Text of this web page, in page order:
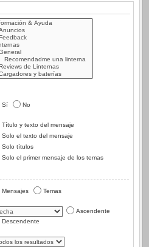
Sí No
Título y texto del mensaje
Solo el texto del mensaje
Solo títulos
Solo el primer mensaje de los temas
Mensajes Temas
Ascendente
Descendente